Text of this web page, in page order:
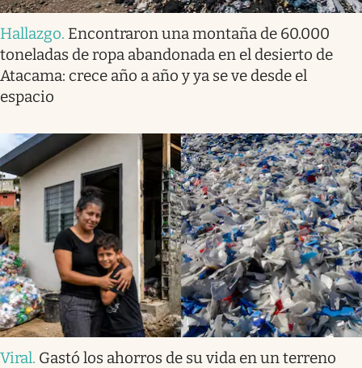
Hallazgo. Encontraron una montaña de 60.000
toneladas de ropa abandonada en el desierto de
Atacama: crece año a año y ya se ve desde el
espacio
Viral. Gastó los ahorros de su vida en un terreno